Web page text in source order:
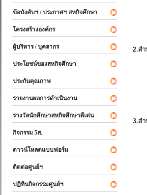
ข้อบังคับฯ / ประกาศฯ สหกิจศึกษา
โครงสร้างองค์กร
ผู้บริหาร / บุคลากร
ประโยชน์ของสหกิจศึกษา
ประกันคุณภาพ
รายงานผลการดำเนินงาน
รางวัลนักศึกษาสหกิจศึกษาดีเด่น
กิจกรรม 5ส.
ดาวน์โหลดแบบฟอร์ม
ติดต่อศูนย์ฯ
ปฏิทินกิจกรรมศูนย์ฯ
2.ส
3.ส